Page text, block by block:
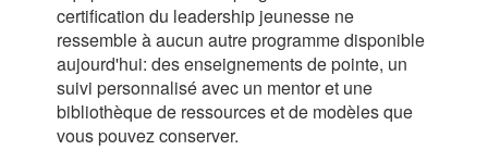
certification du leadership jeunesse ne
ressemble à aucun autre programme disponible
aujourd'hui: des enseignements de pointe, un
suivi personnalisé avec un mentor et une
bibliothèque de ressources et de modèles que
vous pouvez conserver.